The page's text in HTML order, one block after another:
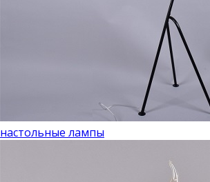
настольные лампы